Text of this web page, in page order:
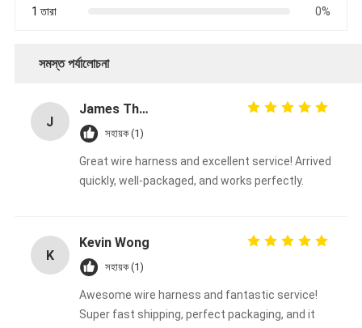
1 তারা
0%
সমস্ত পর্যালোচনা
J
James Thompson
সহায়ক (1)
Great wire harness and excellent service! Arrived
quickly, well-packaged, and works perfectly.
K
Kevin Wong
সহায়ক (1)
Awesome wire harness and fantastic service!
Super fast shipping, perfect packaging, and it